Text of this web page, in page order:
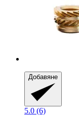
Добавяне
5.0 (6)